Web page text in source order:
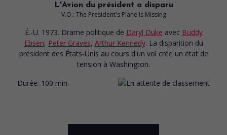
L'Avion du président a disparu
V.O.: The President's Plane Is Missing
É.-U. 1973. Drame politique de Daryl Duke avec Buddy
Ebsen, Peter Graves, Arthur Kennedy. La disparition du
président des États-Unis au cours d'un vol crée un état de
tension à Washington.
Durée: 100 min.